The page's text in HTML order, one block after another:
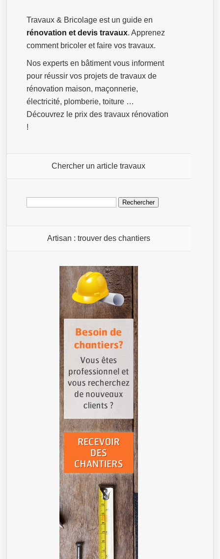
Travaux & Bricolage est un guide en
rénovation et devis travaux. Apprenez
comment bricoler et faire vos travaux.
Nos experts en bâtiment vous informent
pour réussir vos projets de travaux de
rénovation maison, maçonnerie,
électricité, plomberie, toiture …
Découvrez le prix des travaux rénovation
!
Chercher un article travaux
Rechercher :
Artisan : trouver des chantiers